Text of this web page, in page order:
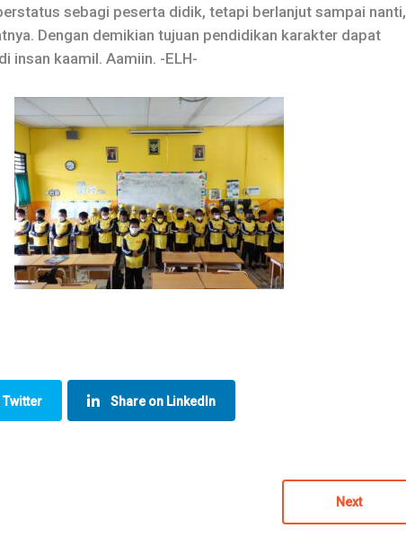
sebagi peserta didik, tetapi berlanjut sampai nanti,
Dengan demikian tujuan pendidikan karakter dapat
insan kaamil. Aamiin. -ELH-
Twitter Share on LinkedIn
Next